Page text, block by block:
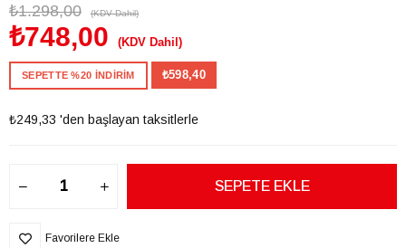
₺1.298,00 (KDV Dahil)
₺748,00 (KDV Dahil)
SEPETTE %20 İNDİRİM ₺598,40
₺249,33 'den başlayan taksitlerle
Favorilere Ekle